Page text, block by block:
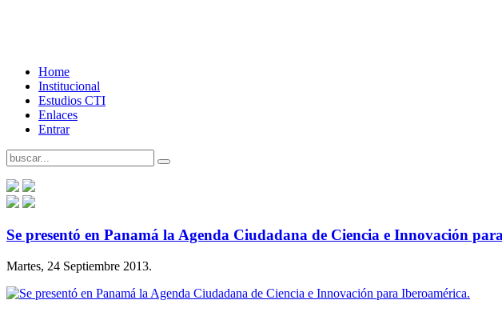
Home
Institucional
Estudios CTI
Enlaces
Entrar
Se presentó en Panamá la Agenda Ciudadana de Ciencia e Innovación
Martes, 24 Septiembre 2013.